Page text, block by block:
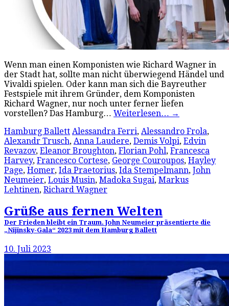
Wenn man einen Komponisten wie Richard Wagner in
der Stadt hat, sollte man nicht überwiegend Händel und
Vivaldi spielen. Oder kann man sich die Bayreuther
Festspiele mit ihrem Gründer, dem Komponisten
Richard Wagner, nur noch unter ferner liefen
vorstellen? Das Hamburg… Weiterlesen… →
Hamburg Ballett Alessandra Ferri, Alessandro Frola,
Alexandr Trusch, Anna Laudere, Demis Volpi, Edvin
Revazov, Eleanor Broughton, Florian Pohl, Francesca
Harvey, Francesco Cortese, George Couroupos, Hayley
Page, Homer, Ida Praetorius, Ida Stempelmann, John
Neumeier, Louis Musin, Madoka Sugai, Markus
Lehtinen, Richard Wagner
Grüße aus fernen Welten
Der Frieden bleibt ein Traum. John Neumeier präsentierte die
„Nijinsky-Gala“ 2023 mit dem Hamburg Ballett
10. Juli 2023